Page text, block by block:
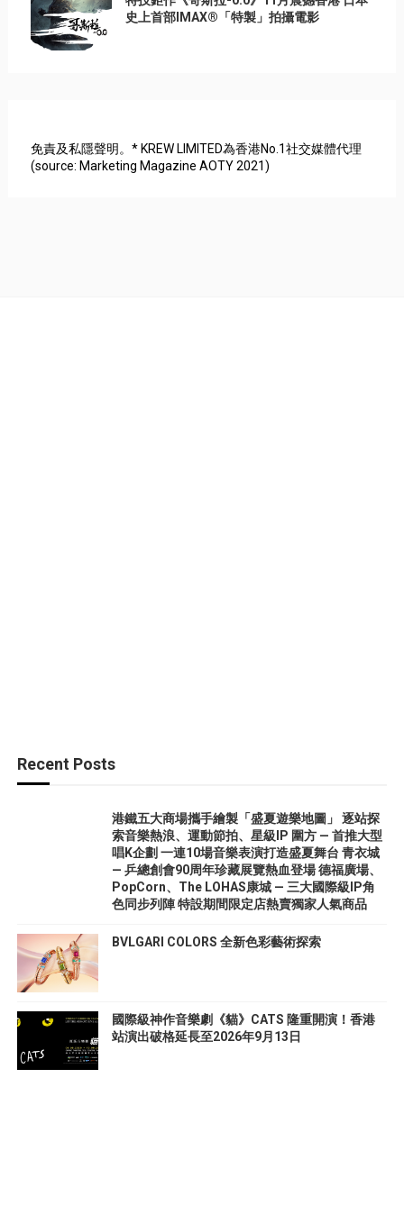
史上首部IMAX®「特製」拍攝電影
免責及私隱聲明。* KREW LIMITED為香港No.1社交媒體代理
(source: Marketing Magazine AOTY 2021)
Recent Posts
港鐵五大商場攜手繪製「盛夏遊樂地圖」 逐站探
索音樂熱浪、運動節拍、星級IP 圍方 — 首推大型
唱K企劃 一連10場音樂表演打造盛夏舞台 青衣城
— 乒總創會90周年珍藏展覽熱血登場 德福廣場、
PopCorn、The LOHAS康城 — 三大國際級IP角
色同步列陣 特設期間限定店熱賣獨家人氣商品
BVLGARI COLORS 全新色彩藝術探索
國際級神作音樂劇《貓》CATS 隆重開演！香港
站演出破格延長至2026年9月13日